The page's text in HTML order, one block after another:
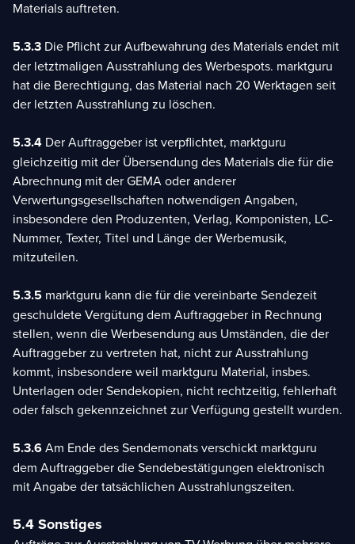
Materials auftreten.
5.3.3 Die Pflicht zur Aufbewahrung des Materials endet mit
der letztmaligen Ausstrahlung des Werbespots. marktguru
hat die Berechtigung, das Material nach 20 Werktagen seit
der letzten Ausstrahlung zu löschen.
5.3.4 Der Auftraggeber ist verpflichtet, marktguru
gleichzeitig mit der Übersendung des Materials die für die
Abrechnung mit der GEMA oder anderer
Verwertungsgesellschaften notwendigen Angaben,
insbesondere den Produzenten, Verlag, Komponisten, LC-
Nummer, Texter, Titel und Länge der Werbemusik,
mitzuteilen.
5.3.5 marktguru kann die für die vereinbarte Sendezeit
geschuldete Vergütung dem Auftraggeber in Rechnung
stellen, wenn die Werbesendung aus Umständen, die der
Auftraggeber zu vertreten hat, nicht zur Ausstrahlung
kommt, insbesondere weil marktguru Material, insbes.
Unterlagen oder Sendekopien, nicht rechtzeitig, fehlerhaft
oder falsch gekennzeichnet zur Verfügung gestellt wurden.
5.3.6Am Ende des Sendemonats verschickt marktguru
dem Auftraggeber die Sendebestätigungen elektronisch
mit Angabe der tatsächlichen Ausstrahlungszeiten.
5.4 Sonstiges